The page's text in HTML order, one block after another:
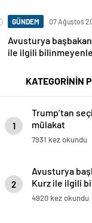
GÜNDEM 07 Ağustos
Avusturya
ile ilgili
KATEGORİNİN
1
Trump’tan
mülakat
7931 kez okundu
2
Avusturya
Kurz ile ilgili
4920 kez okundu